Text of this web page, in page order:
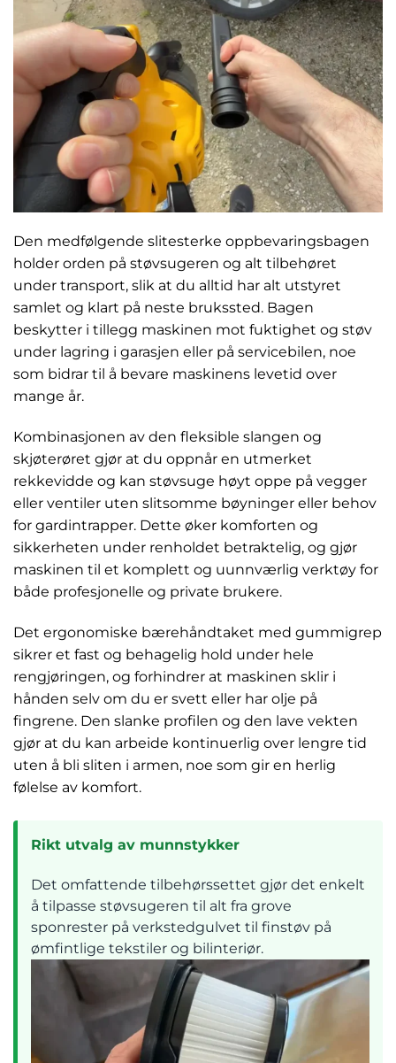
Den medfølgende slitesterke oppbevaringsbagen
holder orden på støvsugeren og alt tilbehøret
under transport, slik at du alltid har alt utstyret
samlet og klart på neste brukssted. Bagen
beskytter i tillegg maskinen mot fuktighet og støv
under lagring i garasjen eller på servicebilen, noe
som bidrar til å bevare maskinens levetid over
mange år.
Kombinasjonen av den fleksible slangen og
skjøterøret gjør at du oppnår en utmerket
rekkevidde og kan støvsuge høyt oppe på vegger
eller ventiler uten slitsomme bøyninger eller behov
for gardintrapper. Dette øker komforten og
sikkerheten under renholdet betraktelig, og gjør
maskinen til et komplett og uunnværlig verktøy for
både profesjonelle og private brukere.
Det ergonomiske bærehåndtaket med gummigrep
sikrer et fast og behagelig hold under hele
rengjøringen, og forhindrer at maskinen sklir i
hånden selv om du er svett eller har olje på
fingrene. Den slanke profilen og den lave vekten
gjør at du kan arbeide kontinuerlig over lengre tid
uten å bli sliten i armen, noe som gir en herlig
følelse av komfort.
Rikt utvalg av munnstykker
Det omfattende tilbehørssettet gjør det enkelt
å tilpasse støvsugeren til alt fra grove
sponrester på verkstedgulvet til finstøv på
ømfintlige tekstiler og bilinteriør.